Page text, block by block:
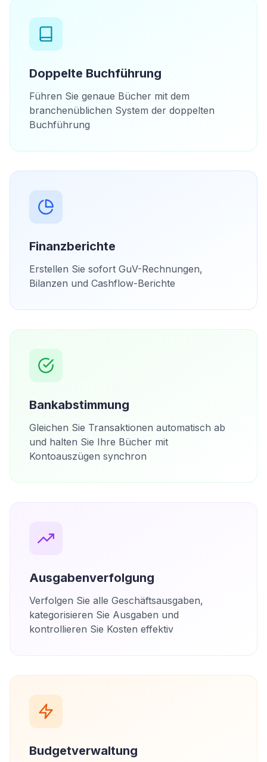
Doppelte Buchführung
Führen Sie genaue Bücher mit dem
branchenüblichen System der doppelten
Buchführung
Finanzberichte
Erstellen Sie sofort GuV-Rechnungen,
Bilanzen und Cashflow-Berichte
Bankabstimmung
Gleichen Sie Transaktionen automatisch ab
und halten Sie Ihre Bücher mit
Kontoauszügen synchron
Ausgabenverfolgung
Verfolgen Sie alle Geschäftsausgaben,
kategorisieren Sie Ausgaben und
kontrollieren Sie Kosten effektiv
Budgetverwaltung